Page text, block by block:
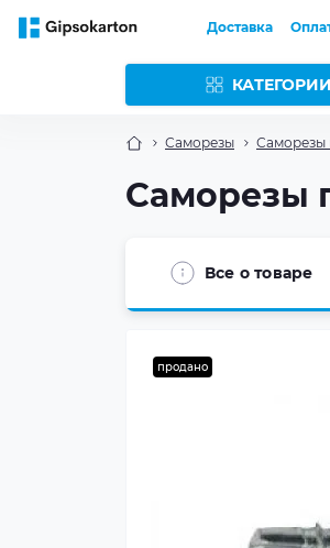
Доставка
КАТЕГОРИИ
Саморезы Саморезы
Саморезы
Все о товаре
продано